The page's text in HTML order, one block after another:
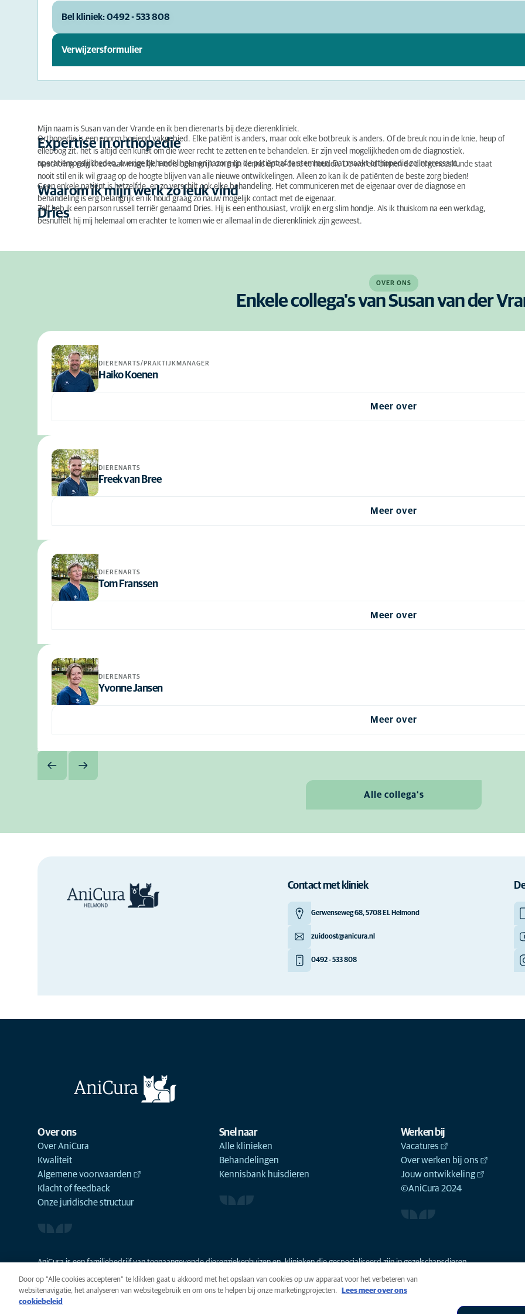
Bel kliniek: 0492 - 533 808
Verwijzersformulier
Mijn naam is Susan van der Vrande en ik ben dierenarts bij deze dierenkliniek.
Expertise in orthopedie
Orthopedie is een enorm boeiend vakgebied. Elke patiënt is anders, maar ook elke botbreuk is anders. Of de breuk nou in de knie, heup of
elleboog zit, het is altijd een kunst om die weer recht te zetten en te behandelen. Er zijn veel mogelijkheden om de diagnostiek,
operatiemogelijkheden, overige behandelingen en nazorg op de patiënt af te stemmen. Dat maakt orthopedie zo interessant.
Nascholing volg ik zo vaak mogelijk. Het is belangrijk om mijn kennis up-to-date te houden. De wereld binnen de diergeneeskunde staat
nooit stil en ik wil graag op de hoogte blijven van alle nieuwe ontwikkelingen. Alleen zo kan ik de patiënten de beste zorg bieden!
Waarom ik mijn werk zo leuk vind
Geen enkele patiënt is hetzelfde, en zo verschilt ook elke behandeling. Het communiceren met de eigenaar over de diagnose en
behandeling is erg belangrijk en ik houd graag zo nauw mogelijk contact met de eigenaar.
Dries
Zelf heb ik een parson russell terriër genaamd Dries. Hij is een enthousiast, vrolijk en erg slim hondje. Als ik thuiskom na een werkdag,
besnuffelt hij mij helemaal om erachter te komen wie er allemaal in de dierenkliniek zijn geweest.
OVER ONS
Enkele collega's van Susan van der
DIERENARTS/PRAKTIJKMANAGER
Haiko Koenen
Meer over
DIERENARTS
Freek van Bree
Meer over
DIERENARTS
Tom Franssen
Meer over
DIERENARTS
Yvonne Jansen
Meer over
Alle collega's
Contact met kliniek
Gerwenseweg 68, 5708 EL Helmond
zuidoost@anicura.nl
0492 - 533 808
Over ons
Over AniCura
Kwaliteit
Algemene voorwaarden
Klacht of feedback
Onze juridische structuur
Snel naar
Alle klinieken
Behandelingen
Kennisbank huisdieren
Werken bij
Vacatures
Over werken bij ons
Jouw ontwikkeling
©AniCura 2024
AniCura is een familiebedrijf van toonaangevende dierenziekenhuizen en -klinieken die gespecialiseerd zijn in gezelschapsdieren.
Door op “Alle cookies accepteren” te klikken gaat u akkoord met het opslaan van cookies op uw apparaat voor het verbeteren van
websitenavigatie, het analyseren van websitegebruik en om ons te helpen bij onze marketingprojecten.
Lees meer over ons
cookiebeleid